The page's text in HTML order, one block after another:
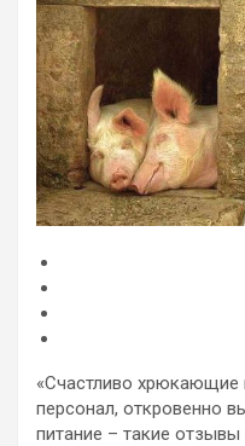
«Счастливо хрюкающие
персонал, откровенно
питание – такие отзывы